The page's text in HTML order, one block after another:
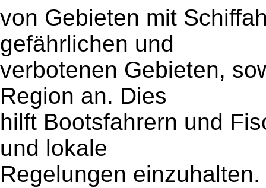
von Gebieten mit
gefährlichen und
verbotenen Gebieten,
Region an. Dies
hilft Bootsfahrern und
und lokale
Regelungen einzuhalten.